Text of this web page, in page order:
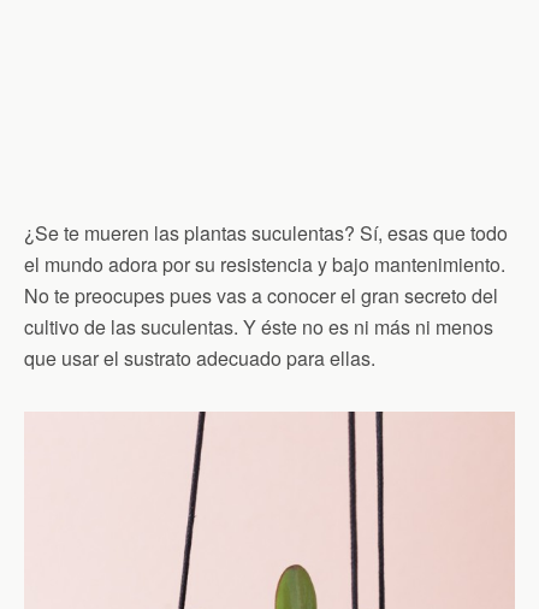
¿Se te mueren las plantas suculentas? Sí, esas que todo
el mundo adora por su resistencia y bajo mantenimiento.
No te preocupes pues vas a conocer el gran secreto del
cultivo de las suculentas. Y éste no es ni más ni menos
que usar el sustrato adecuado para ellas.